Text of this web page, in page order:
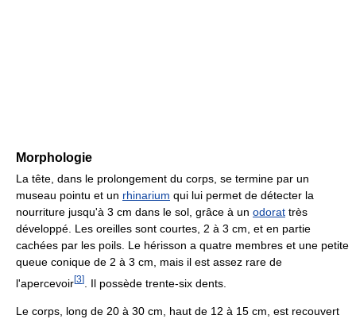
Morphologie
La tête, dans le prolongement du corps, se termine par un
museau pointu et un rhinarium qui lui permet de détecter la
nourriture jusqu'à 3 cm dans le sol, grâce à un odorat très
développé. Les oreilles sont courtes, 2 à 3 cm , et en partie
cachées par les poils. Le hérisson a quatre membres et une petite
queue conique de 2 à 3 cm , mais il est assez rare de
l'apercevoir[3] . Il possède trente-six dents.
Le corps, long de 20 à 30 cm, haut de 12 à 15 cm, est recouvert